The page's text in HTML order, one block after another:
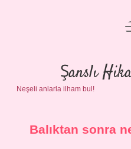
Gizlilik
Şanslı
Neşeli anlarla ilham bul!
Balıktan sonra